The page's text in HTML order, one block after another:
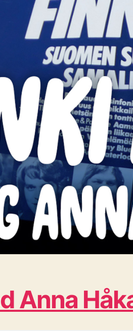
Anna